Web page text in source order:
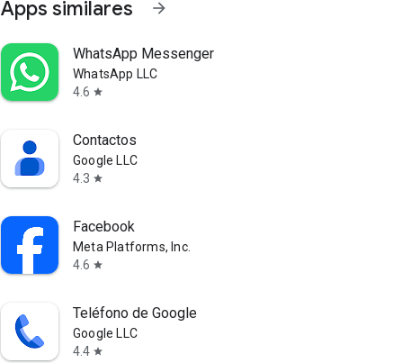
Apps similares arrow_forward
WhatsApp Messenger
WhatsApp LLC
4.6 star
Contactos
Google LLC
4.3 star
Facebook
Meta Platforms, Inc.
4.6 star
Teléfono de Google
Google LLC
4.4 star